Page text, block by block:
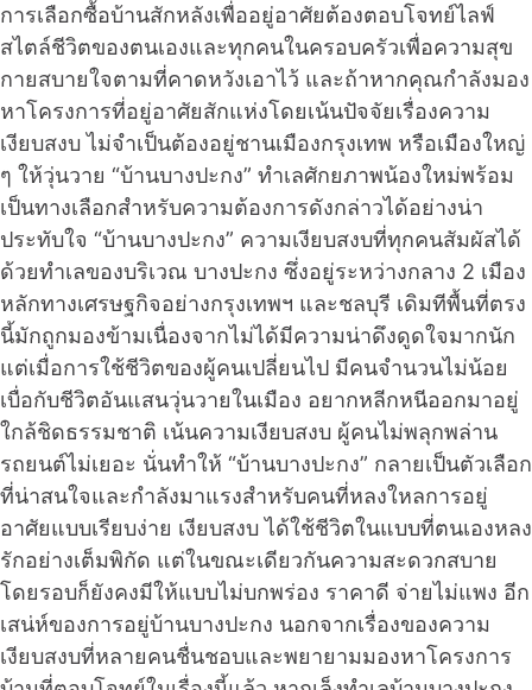
การเลือกซื้อบ้านสักหลังเพื่ออยู่อาศัยต้องตอบโจทย์ไลฟ์
สไตล์ชีวิตของตนเองและทุกคนในครอบครัวเพื่อความสุข
กายสบายใจตามที่คาดหวังเอาไว้ และถ้าหากคุณกำลังมอง
หาโครงการที่อยู่อาศัยสักแห่งโดยเน้นปัจจัยเรื่องความ
เงียบสงบ ไม่จำเป็นต้องอยู่ชานเมืองกรุงเทพ หรือเมืองใหญ่
ๆ ให้วุ่นวาย “บ้านบางปะกง” ทำเลศักยภาพน้องใหม่พร้อม
เป็นทางเลือกสำหรับความต้องการดังกล่าวได้อย่างน่า
ประทับใจ “บ้านบางปะกง” ความเงียบสงบที่ทุกคนสัมผัสได้
ด้วยทำเลของบริเวณ บางปะกง ซึ่งอยู่ระหว่างกลาง 2 เมือง
หลักทางเศรษฐกิจอย่างกรุงเทพฯ และชลบุรี เดิมทีพื้นที่ตรง
นี้มักถูกมองข้ามเนื่องจากไม่ได้มีความน่าดึงดูดใจมากนัก
แต่เมื่อการใช้ชีวิตของผู้คนเปลี่ยนไป มีคนจำนวนไม่น้อย
เบื่อกับชีวิตอันแสนวุ่นวายในเมือง อยากหลีกหนีออกมาอยู่
ใกล้ชิดธรรมชาติ เน้นความเงียบสงบ ผู้คนไม่พลุกพล่าน
รถยนต์ไม่เยอะ นั่นทำให้ “บ้านบางปะกง” กลายเป็นตัวเลือก
ที่น่าสนใจและกำลังมาแรงสำหรับคนที่หลงใหลการอยู่
อาศัยแบบเรียบง่าย เงียบสงบ ได้ใช้ชีวิตในแบบที่ตนเองหลง
รักอย่างเต็มพิกัด แต่ในขณะเดียวกันความสะดวกสบาย
โดยรอบก็ยังคงมีให้แบบไม่บกพร่อง ราคาดี จ่ายไม่แพง อีก
เสน่ห์ของการอยู่บ้านบางปะกง นอกจากเรื่องของความ
เงียบสงบที่หลายคนชื่นชอบและพยายามมองหาโครงการ